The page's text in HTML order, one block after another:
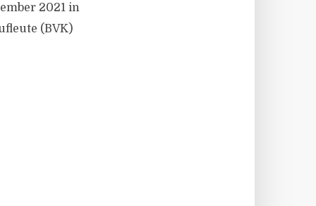
2021 in
(BVK)